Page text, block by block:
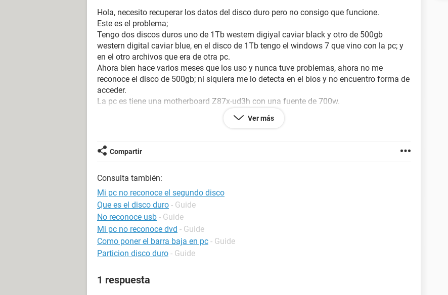
Hola, necesito recuperar los datos del disco duro pero no consigo que funcione.
Este es el problema;
Tengo dos discos duros uno de 1Tb western digiyal caviar black y otro de 500gb
western digital caviar blue, en el disco de 1Tb tengo el windows 7 que vino con la pc; y
en el otro archivos que era de otra pc.
Ahora bien hace varios meses que los uso y nunca tuve problemas, ahora no me
reconoce el disco de 500gb; ni siquiera me lo detecta en el bios y no encuentro forma de
acceder.
La pc es tiene una motherboard Z87x-ud3h con una fuente de 700w.
disco hace un sonido como que está girando pero al cabo de varios segundos es como
No se si es problema del disco o de software.
Que puede ser????
Ver más
Compartir
Consulta también:
Mi pc no reconoce el segundo disco
Que es el disco duro - Guide
No reconoce usb - Guide
Mi pc no reconoce dvd - Guide
Como poner el barra baja en pc - Guide
Particion disco duro - Guide
1 respuesta